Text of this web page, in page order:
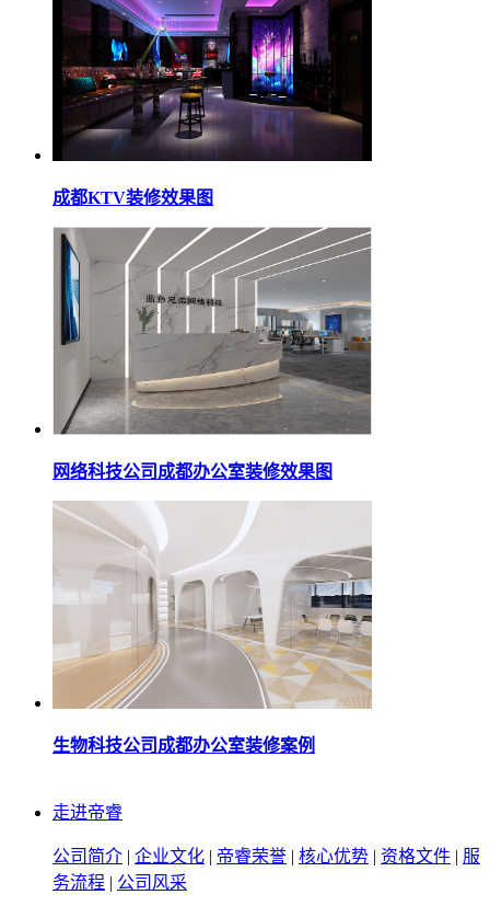
成都KTV装修效果图
网络科技公司成都办公室装修效果图
生物科技公司成都办公室装修案例
走进帝睿
公司简介 | 企业文化 | 帝睿荣誉 | 核心优势 | 资格文件 | 服
务流程 | 公司风采